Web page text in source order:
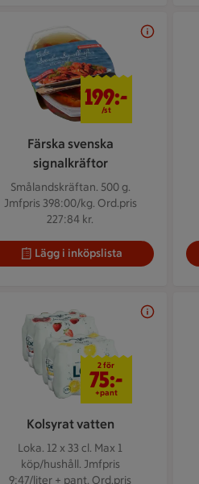
Färska svenska
signalkräftor
Smålandskräftan. 500 g.
Jmfpris 398:00/kg. Ord.pris
227:84 kr.
199 kr/st
199:-
/st
Lägg i inköpslista
Kolsyrat vatten
Loka. 12 x 33 cl. Max 1
köp/hushåll. Jmfpris
9:47/liter + pant. Ord.pris
2 för 75 kr
2 för
75:-
+pant